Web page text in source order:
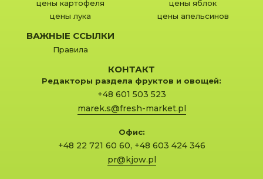
цены картофеля
цены лука
цены яблок
цены апельсинов
ВАЖНЫЕ ССЫЛКИ
Правила
КОНТАКТ
Редакторы раздела фруктов и овощей:
+48 601 503 523
marek.s@fresh-market.pl
Офис:
+48 22 721 60 60, +48 603 424 346
pr@kjow.pl